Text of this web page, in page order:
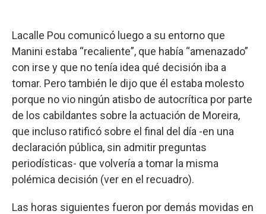
Lacalle Pou comunicó luego a su entorno que
Manini estaba “recaliente”, que había “amenazado”
con irse y que no tenía idea qué decisión iba a
tomar. Pero también le dijo que él estaba molesto
porque no vio ningún atisbo de autocrítica por parte
de los cabildantes sobre la actuación de Moreira,
que incluso ratificó sobre el final del día -en una
declaración pública, sin admitir preguntas
periodísticas- que volvería a tomar la misma
polémica decisión (ver en el recuadro).
Las horas siguientes fueron por demás movidas en